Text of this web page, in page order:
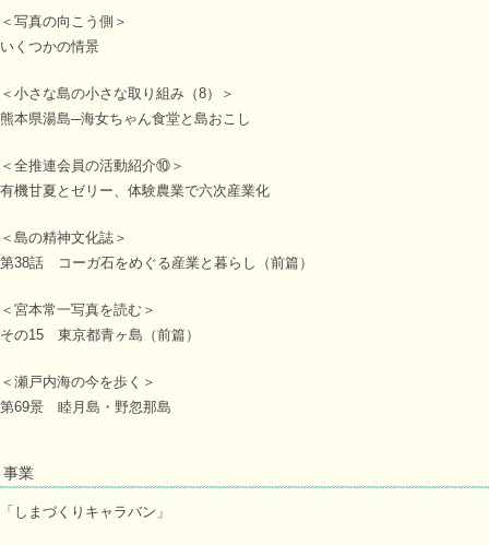
＜写真の向こう側＞
いくつかの情景
＜小さな島の小さな取り組み（8）＞
熊本県湯島─海女ちゃん食堂と島おこし
＜全推連会員の活動紹介⑩＞
有機甘夏とゼリー、体験農業で六次産業化
＜島の精神文化誌＞
第38話 コーガ石をめぐる産業と暮らし（前篇）
＜宮本常一写真を読む＞
その15 東京都青ヶ島（前篇）
＜瀬戸内海の今を歩く＞
第69景 睦月島・野忽那島
事業
「しまづくりキャラバン」